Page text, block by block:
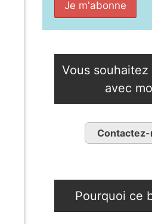
Vous
avec
Contactez-
Pourquoi ce